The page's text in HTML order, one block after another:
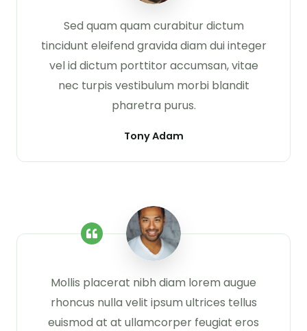
Sed quam quam curabitur dictum
tincidunt eleifend gravida diam dui integer
vel id dictum porttitor accumsan, vitae
nec turpis vestibulum morbi blandit
pharetra purus.
Tony Adam
Mollis placerat nibh diam lorem augue
rhoncus nulla velit ipsum ultrices tellus
euismod at at ullamcorper feugiat eros